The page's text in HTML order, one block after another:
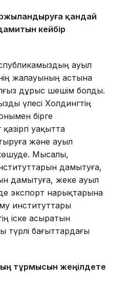
қандай
кейбір
ауыл
жалауының астына
дұрыс шешім болды.
үлесі Холдингтің
бірге
уақытта
және ауыл
Мысалы,
дамытуға,
дамытуға, жеке ауыл
экспорт нарықтарына
институттары
іске асыратын
түрлі бағыттардағы
тұрмысын жеңілдете